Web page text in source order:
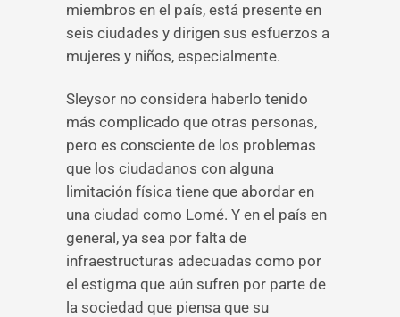
miembros en el país, está presente en
seis ciudades y dirigen sus esfuerzos a
mujeres y niños, especialmente.
Sleysor no considera haberlo tenido
más complicado que otras personas,
pero es consciente de los problemas
que los ciudadanos con alguna
limitación física tiene que abordar en
una ciudad como Lomé. Y en el país en
general, ya sea por falta de
infraestructuras adecuadas como por
el estigma que aún sufren por parte de
la sociedad que piensa que su